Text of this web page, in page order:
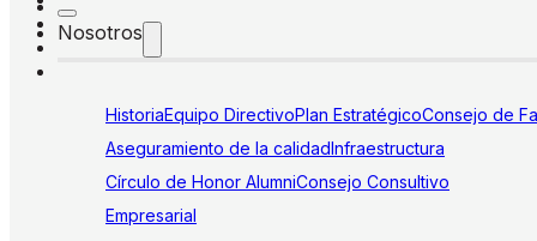
Nosotros
HistoriaEquipo DirectivoPlan EstratégicoConsejo de
Aseguramiento de la calidadInfraestructura
Círculo de Honor AlumniConsejo Consultivo
Empresarial